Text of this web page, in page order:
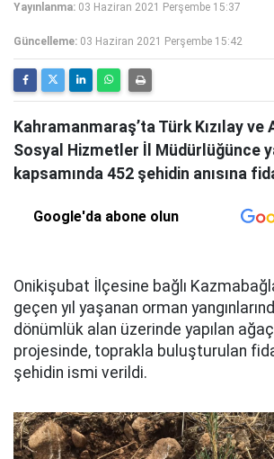
Yayınlanma: 03 Haziran 2021 Perşembe 15:37
Güncelleme: 03 Haziran 2021 Perşembe 15:42
Kahramanmaraş’ta Türk Kızılay ve
Sosyal Hizmetler İl Müdürlüğünce
kapsamında 452 şehidin anısına
Google'da abone olun
Onikişubat İlçesine bağlı
geçen yıl yaşanan orman
dönümlük alan üzerinde yapılan
projesinde, toprakla buluşturulan
şehidin ismi verildi.